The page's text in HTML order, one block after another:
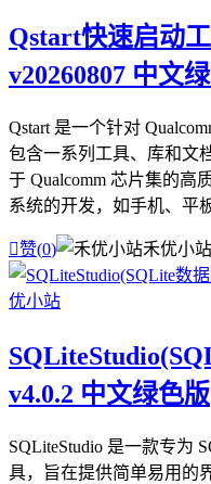
Qstart快速启动
v20260807 中文
Qstart 是一个针对
包含一系列工具、库和文
于 Qualcomm 芯片集的高
系统的开发，如手机、平
赞(0) 禾优小站
v4.0.2 中文绿色版
SQLiteStudio 是一款专为
具，旨在提供简单易用的